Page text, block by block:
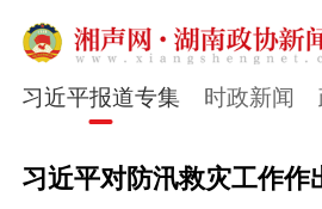
习近平报道专集 时政新闻
习近平对防汛救灾工作作